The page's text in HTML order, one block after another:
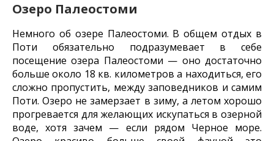
Озеро Палеостоми
Немного об озере Палеостоми. В общем отдых в
Поти обязательно подразумевает в себе
посещение озера Палеостоми — оно достаточно
больше около 18 кв. километров а находиться, его
сложно пропустить, между заповедников и самим
Поти. Озеро не замерзает в зиму, а летом хорошо
прогревается для желающих искупаться в озерной
воде, хотя зачем — если рядом Черное море.